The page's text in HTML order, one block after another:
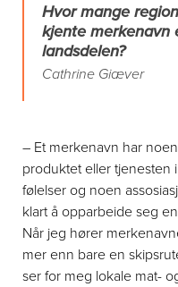
Hvor mange
kjente merkenavn
landsdelen?
Cathrine Giæver
– Et merkenavn har
produktet eller tjenesten
følelser og noen
klart å opparbeide seg
Når jeg hører
mer enn bare en
ser for meg lokale mat-